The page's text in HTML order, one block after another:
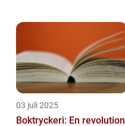
03 juli 2025
Boktryckeri: En revolution